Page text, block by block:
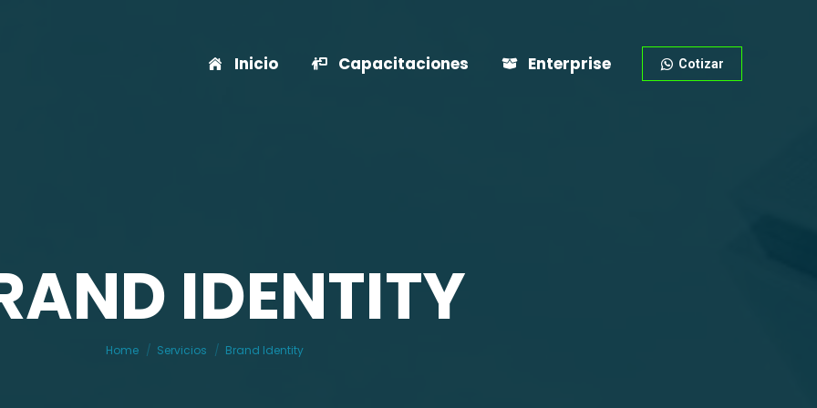
Inicio Capacitaciones Enterprise Cotizar
IDENTITY
You are here:
Home Servicios Brand Identity